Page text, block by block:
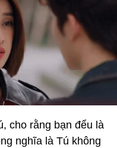
cho rằng bạn đểu là
nghĩa là Tú không